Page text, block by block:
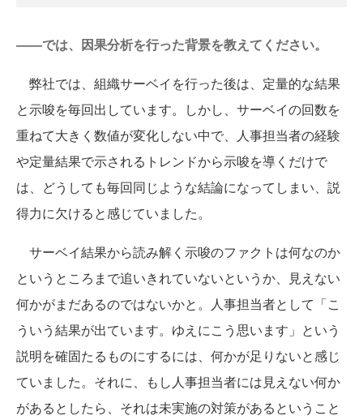
——では、因果分析を行った背景を教えてください。
弊社では、組織サーベイを行った後は、定量的な結果
と示唆を毎回出しています。しかし、サーベイの回数を
重ねて大きく数値が変化しない中で、人事担当者の経験
や定量結果で示されるトレンドから示唆を導くだけで
は、どうしても毎回同じような結論になってしまい、説
得力に欠けると感じていました。
サーベイ結果から読み解く示唆のファクトは何なのか
というところまで追いきれていないというか、見えない
何かがまだあるのではないかと。人事担当者として「こ
ういう結果が出ています。ゆえにこう思います」という
説明を確固たるものにするには、何かが足りないと感じ
ていました。それに、もし人事担当者には見えない何か
があるとしたら、それは未実施の対策があるということ